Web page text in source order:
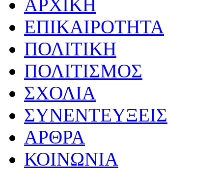
ΑΡΧΙΚΗ
ΕΠΙΚΑΙΡΟΤΗΤΑ
ΠΟΛΙΤΙΚΗ
ΠΟΛΙΤΙΣΜΟΣ
ΣΧΟΛΙΑ
ΣΥΝΕΝΤΕΥΞΕΙΣ
ΑΡΘΡΑ
ΚΟΙΝΩΝΙΑ